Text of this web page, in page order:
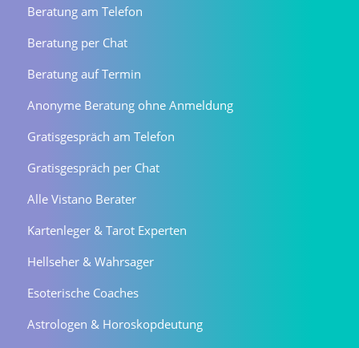
Beratung am Telefon
Beratung per Chat
Beratung auf Termin
Anonyme Beratung ohne Anmeldung
Gratisgespräch am Telefon
Gratisgespräch per Chat
Alle Vistano Berater
Kartenleger & Tarot Experten
Hellseher & Wahrsager
Esoterische Coaches
Astrologen & Horoskopdeutung